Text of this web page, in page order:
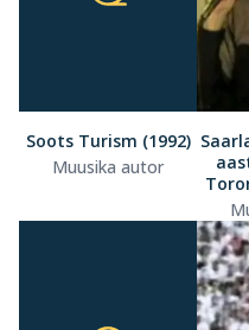
Soots Turism (1992)
Muusika autor